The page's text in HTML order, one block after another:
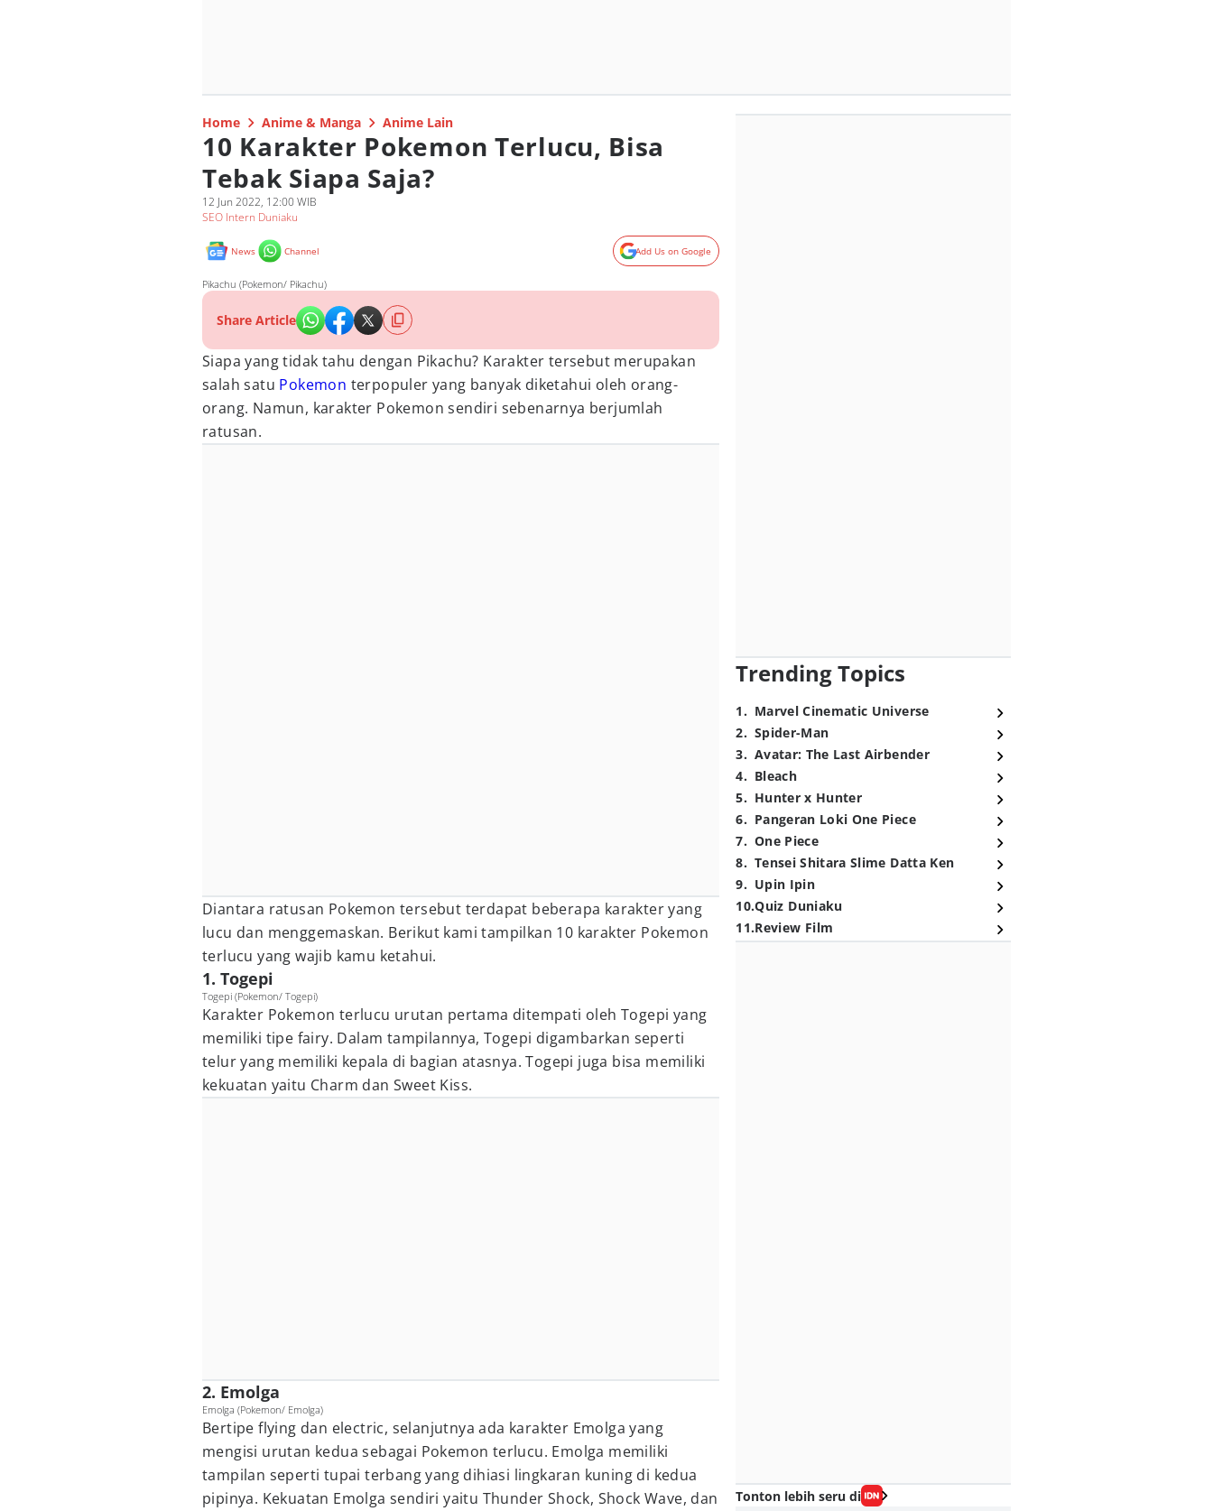
Home Anime & Manga Anime Lain
10 Karakter Pokemon Terlucu, Bisa
Tebak Siapa Saja?
12 Jun 2022, 12:00 WIB
SEO Intern Duniaku
News Channel Add Us on Google
Pikachu (Pokemon/ Pikachu)
Share Article
Siapa yang tidak tahu dengan Pikachu? Karakter tersebut merupakan
salah satu Pokemon terpopuler yang banyak diketahui oleh orang-
orang. Namun, karakter Pokemon sendiri sebenarnya berjumlah
ratusan.
Diantara ratusan Pokemon tersebut terdapat beberapa karakter yang
lucu dan menggemaskan. Berikut kami tampilkan 10 karakter Pokemon
terlucu yang wajib kamu ketahui.
1. Togepi
Togepi (Pokemon/ Togepi)
Karakter Pokemon terlucu urutan pertama ditempati oleh Togepi yang
memiliki tipe fairy. Dalam tampilannya, Togepi digambarkan seperti
telur yang memiliki kepala di bagian atasnya. Togepi juga bisa memiliki
kekuatan yaitu Charm dan Sweet Kiss.
2. Emolga
Emolga (Pokemon/ Emolga)
Bertipe flying dan electric, selanjutnya ada karakter Emolga yang
mengisi urutan kedua sebagai Pokemon terlucu. Emolga memiliki
tampilan seperti tupai terbang yang dihiasi lingkaran kuning di kedua
pipinya. Kekuatan Emolga sendiri yaitu Thunder Shock, Shock Wave, dan
Trending Topics
1. Marvel Cinematic Universe
2. Spider-Man
3. Avatar: The Last Airbender
4. Bleach
5. Hunter x Hunter
6. Pangeran Loki One Piece
7. One Piece
8. Tensei Shitara Slime Datta Ken
9. Upin Ipin
10.Quiz Duniaku
11.Review Film
Tonton lebih seru di